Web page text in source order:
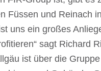
Füssen und Rein­ach
uns ein großes
sagt Richard
ist über die